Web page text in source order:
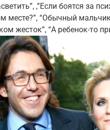
,”Если боятся за
месте?”, “Обычный
жесток”, “А ребенок-то